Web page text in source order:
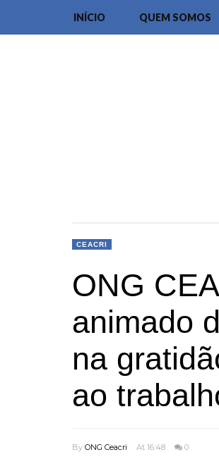
INÍCIO QUEM SOMOS
CEACRI
ONG
animado
na
ao
By ONG Ceacri At 16:48 0